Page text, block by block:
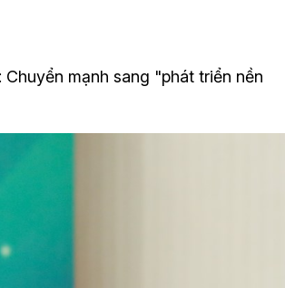
mạnh sang "phát triển nền